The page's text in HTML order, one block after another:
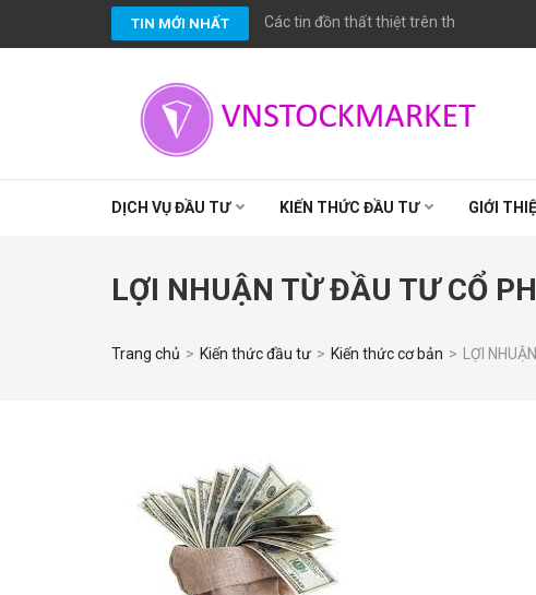
TIN MỚI NHẤT Các tin đồn thất thiệt trên thị trường
VNSTOCKMARKET
DỊCH VỤ ĐẦU TƯ KIẾN THỨC ĐẦU TƯ GIỚI
LỢI NHUẬN TỪ ĐẦU TƯ CỔ
Trang chủ > Kiến thức đầu tư > Kiến thức cơ bản > LỢI